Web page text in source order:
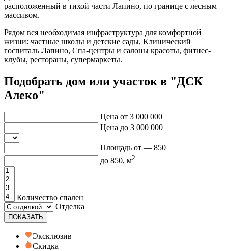
расположенный в тихой части Лапино, по границе с лесным
массивом.
Рядом вся необходимая инфраструктура для комфортной
жизни: частные школы и детские сады, Клинический
госпиталь Лапино, Спа-центры и салоны красоты, фитнес-
клубы, рестораны, супермаркеты.
Подобрать дом или участок в "ДСК
Алеко"
Цена от 3 000 000
Цена до 3 000 000
Площадь от — 850
до 850, м2
Количество спален
Отделка
ПОКАЗАТЬ
Эксклюзив
Скидка